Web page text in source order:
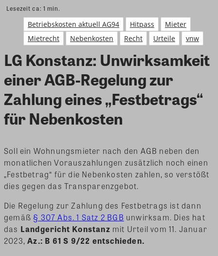
Lesezeit ca: 1 min.
Betriebskosten aktuell AG94 Hitpass
Mieter
Mietrecht
Nebenkosten Recht Urteile vnw
LG Konstanz: Unwirksamkeit
einer AGB-Regelung zur
Zahlung eines „Festbetrags“
für Nebenkosten
Soll ein Wohnungsmieter nach den AGB neben den
monatlichen Vorauszahlungen zusätzlich noch einen
„Festbetrag“ für die Nebenkosten zahlen, so verstößt
dies gegen das Transparenzgebot.
Die Regelung zur Zahlung des Festbetrags ist dann
gemäß § 307 Abs. 1 Satz 2 BGB unwirksam. Dies hat
das Landgericht Konstanz mit Urteil vom 11. Januar
2023,Az.: B 61 S 9/22 entschieden.